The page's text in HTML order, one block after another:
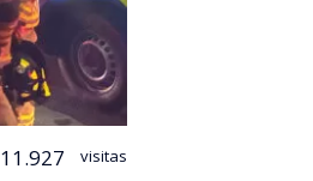
11.927 visitas